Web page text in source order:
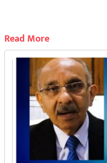
Read More